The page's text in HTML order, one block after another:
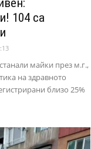
104 са
майки през м.г.,
на здравното
близо 25%